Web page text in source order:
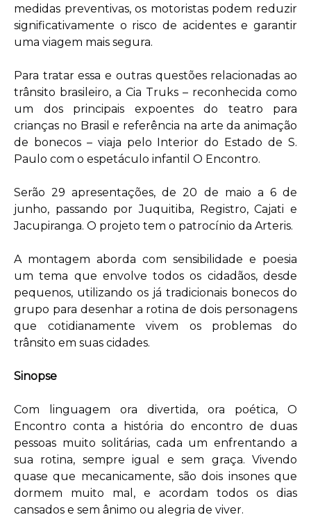
medidas preventivas, os motoristas podem reduzir
significativamente o risco de acidentes e garantir
uma viagem mais segura.
Para tratar essa e outras questões relacionadas ao
trânsito brasileiro, a Cia Truks – reconhecida como
um dos principais expoentes do teatro para
crianças no Brasil e referência na arte da animação
de bonecos – viaja pelo Interior do Estado de S.
Paulo com o espetáculo infantil O Encontro.
Serão 29 apresentações, de 20 de maio a 6 de
junho, passando por Juquitiba, Registro, Cajati e
Jacupiranga. O projeto tem o patrocínio da Arteris.
A montagem aborda com sensibilidade e poesia
um tema que envolve todos os cidadãos, desde
pequenos, utilizando os já tradicionais bonecos do
grupo para desenhar a rotina de dois personagens
que cotidianamente vivem os problemas do
trânsito em suas cidades.
Sinopse
Com linguagem ora divertida, ora poética, O
Encontro conta a história do encontro de duas
pessoas muito solitárias, cada um enfrentando a
sua rotina, sempre igual e sem graça. Vivendo
quase que mecanicamente, são dois insones que
dormem muito mal, e acordam todos os dias
cansados e sem ânimo ou alegria de viver.